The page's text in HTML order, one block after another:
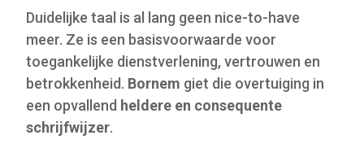
Duidelijke taal is al lang geen nice-to-have
meer. Ze is een basisvoorwaarde voor
toegankelijke dienstverlening, vertrouwen en
betrokkenheid. Bornem giet die overtuiging in
een opvallend heldere en consequente
schrijfwijzer.